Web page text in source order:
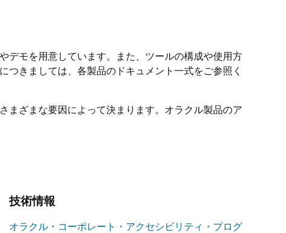
デモを用意しています。また、ツールの構成や使用方
きましては、各製品のドキュメント一式をご参照く
まざまな要因によって決まります。オラクル製品のア
技術情報
オラクル・コーポレート・アクセシビリティ・プログ